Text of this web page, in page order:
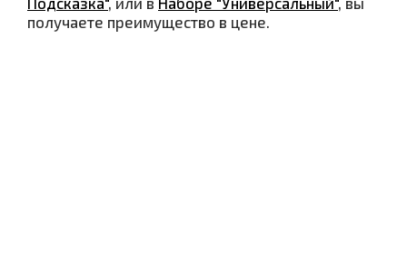
получаете преимущество в цене.